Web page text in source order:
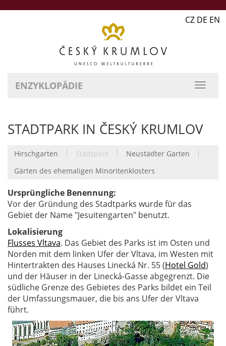
CZ DE EN
ENZYKLOPÄDIE
STADTPARK IN ČESKÝ KRUMLOV
Hirschgarten | Stadtpark | Neustädter Garten |
Gärten des ehemaligen Minoritenklosters
Ursprüngliche Benennung:
Vor der Gründung des Stadtparks wurde für das
Gebiet der Name "Jesuitengarten" benutzt.
Lokalisierung
Flusses Vltava. Das Gebiet des Parks ist im Osten und
Norden mit dem linken Ufer der Vltava, im Westen mit
Hintertrakten des Hauses Linecká Nr. 55 (Hotel Gold)
und der Häuser in der Linecká-Gasse abgegrenzt. Die
südliche Grenze des Gebietes des Parks bildet ein Teil
der Umfassungsmauer, die bis ans Ufer der Vltava
führt.